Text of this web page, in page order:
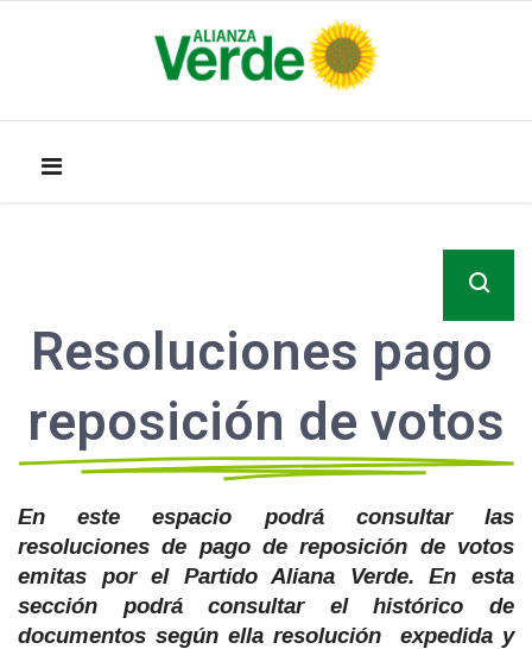
Resoluciones pago
reposición de votos
En este espacio podrá consultar las
resoluciones de pago de reposición de votos
emitas por el Partido Aliana Verde. En esta
sección podrá consultar el histórico de
documentos según ella resolución expedida y